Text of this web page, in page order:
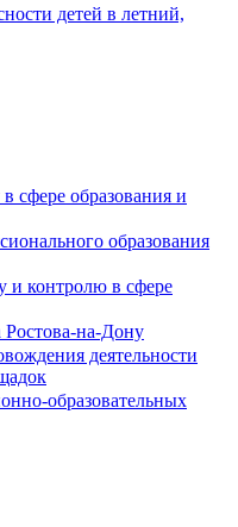
детей в летний,
сфере образования и
образования
и контролю в сфере
Ростова-на-Дону
деятельности
образовательных